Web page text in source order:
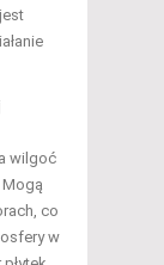
wilgoć
co
w